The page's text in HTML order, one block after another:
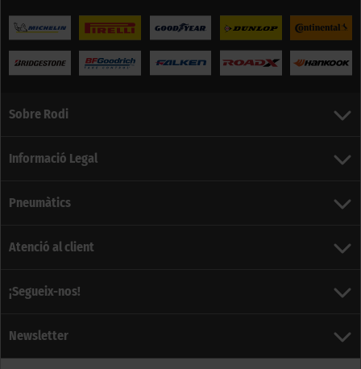
Sobre Rodi
Informació Legal
Pneumàtics
Atenció al client
¡Segueix-nos!
Newsletter